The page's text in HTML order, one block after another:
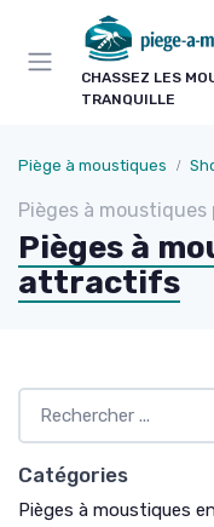
CHASSEZ LES
TRANQUILLE
Piège à moustiques
Pièges à
Pièges à
attractifs
Catégories
Pièges à moustiques
Panneau de gestion